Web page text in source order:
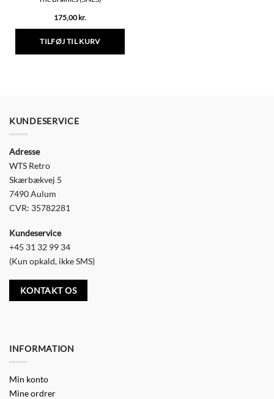
175,00 kr.
TILFØJ TIL KURV
KUNDESERVICE
Adresse
WTS Retro
Skærbækvej 5
7490 Aulum
CVR: 35782281
Kundeservice
+45 31 32 99 34
(Kun opkald, ikke SMS)
KONTAKT OS
INFORMATION
Min konto
Mine ordrer